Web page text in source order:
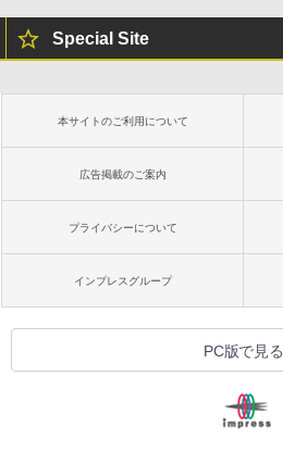
Special Site
本サイトのご利用について
広告掲載のご案内
プライバシーについて
インプレスグループ
PC版で見る